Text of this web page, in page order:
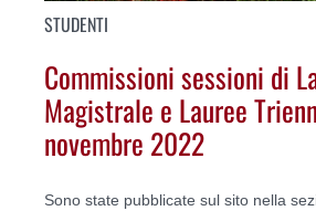
STUDENTI
Commissioni sessioni di
Magistrale e Lauree
novembre 2022
Sono state pubblicate sul sito nella